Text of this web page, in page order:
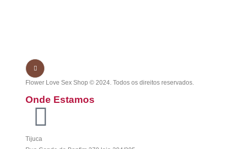
Flower Love Sex Shop © 2024. Todos os direitos reservados.
Onde Estamos
Tijuca